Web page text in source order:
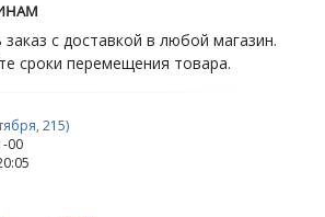
с доставкой в любой магазин.
сроки перемещения товара.
215)
00